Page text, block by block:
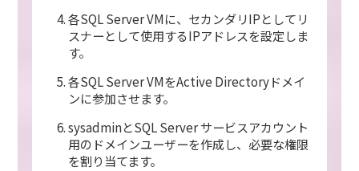
各SQL Server VMに、セカンダリIPとしてリ
スナーとして使用するIPアドレスを設定しま
す。
各SQL Server VMをActive Directoryドメイ
ンに参加させます。
sysadminとSQL Server サービスアカウント
用のドメインユーザーを作成し、必要な権限
を割り当てます。